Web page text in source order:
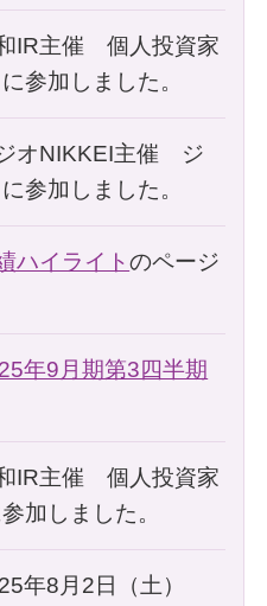
IR主催 個人投資家
参加しました。
オNIKKEI主催 ジ
参加しました。
ハイライトのページ
年9月期第3四半期
IR主催 個人投資家
加しました。
年8月2日（土）